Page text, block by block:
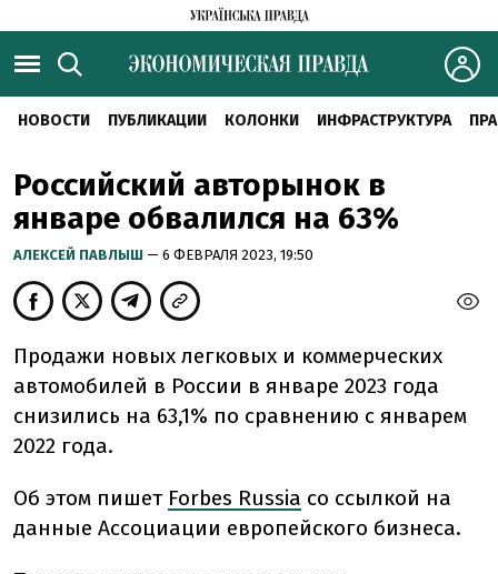
НОВОСТИ ПУБЛИКАЦИИ КОЛОНКИ ИНФРАСТРУКТУРА
Российский авторынок в
январе обвалился на 63%
АЛЕКСЕЙ ПАВЛЫШ — 6 ФЕВРАЛЯ 2023, 19:50
Продажи новых легковых и коммерческих
автомобилей в России в январе 2023 года
снизились на 63,1% по сравнению с январем
2022 года.
Об этом пишет Forbes Russia со ссылкой на
данные Ассоциации европейского бизнеса.